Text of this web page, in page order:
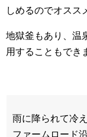
しめるのでオスス
地獄釜もあり、温
用することもでき
雨に降られて冷
ファームロード